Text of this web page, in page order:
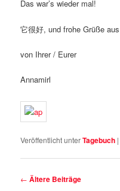
Das war’s wieder mal!
它很好, und frohe Grüße
von Ihrer / Eurer
Annamirl
Veröffentlicht unterTagebuch
Beitrags-
← Ältere Beiträge